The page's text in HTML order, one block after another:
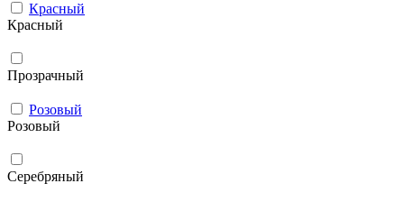
Красный
Красный
Прозрачный
Розовый
Розовый
Серебряный